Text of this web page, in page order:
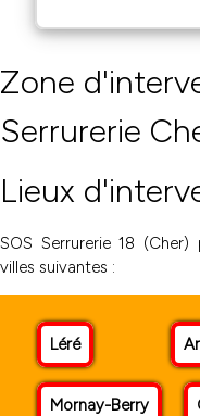
Zone
Serrurerie
Lieux
SOS Serrurerie 18
villes suivantes :
Léré
Mornay-Berry